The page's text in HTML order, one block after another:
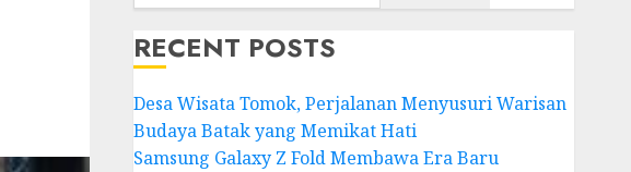
RECENT POSTS
Desa Wisata Tomok, Perjalanan Menyusuri Warisan
Budaya Batak yang Memikat Hati
Samsung Galaxy Z Fold Membawa Era Baru